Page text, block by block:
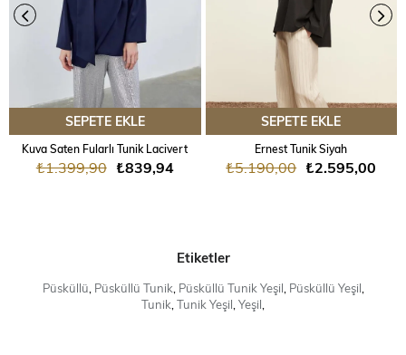
SEPETE EKLE
Kuva Saten Fularlı Tunik Lacivert
₺839,94
₺1.399,90
SEPETE EKLE
Ernest Tunik Siyah
₺2.595,00
₺5.190,00
Etiketler
Püsküllü Püsküllü Tunik Püsküllü Tunik Yeşil Püsküllü Yeşil
Tunik Tunik Yeşil Yeşil